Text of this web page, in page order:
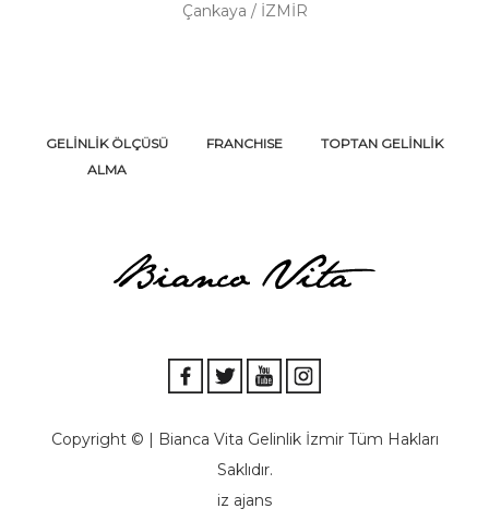
Çankaya / İZMİR
GELİNLİK ÖLÇÜSÜ
ALMA
FRANCHISE TOPTAN GELİNLİK
Copyright © | Bianca Vita Gelinlik İzmir Tüm Hakları
Saklıdır.
iz ajans